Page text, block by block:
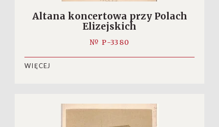
Altana koncertowa przy Polach
Elizejskich
№ P-3380
WIĘCEJ